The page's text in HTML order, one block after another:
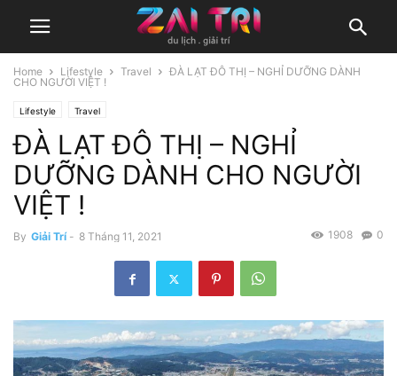
Home Lifestyle Travel
ĐÀ LẠT ĐÔ THỊ – NGHỈ DƯỠNG DÀNH
CHO NGƯỜI VIỆT !
Lifestyle Travel
ĐÀ LẠT ĐÔ THỊ – NGHỈ
DƯỠNG DÀNH CHO NGƯỜI
VIỆT !
By Giải Trí - 8 Tháng 11, 2021 0
1908